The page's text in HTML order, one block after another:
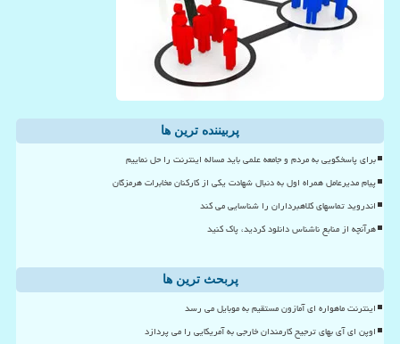
پربیننده ترین ها
برای پاسخگویی به مردم و جامعه علمی باید مساله اینترنت را حل نماییم
پیام مدیرعامل همراه اول به دنبال شهادت یکی از کارکنان مخابرات هرمزگان
اندروید تماسهای کلاهبرداران را شناسایی می کند
هرآنچه از منابع ناشناس دانلود کردید، پاک کنید
پربحث ترین ها
اینترنت ماهواره ای آمازون مستقیم به موبایل می رسد
اوپن ای آی بهای ترجیح کارمندان خارجی به آمریکایی را می پردازد